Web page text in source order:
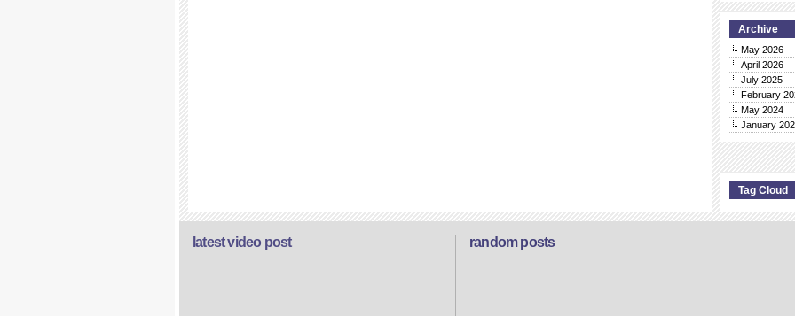
Archive
May 2026
April 2026
July 2025
February
May 2024
January
Tag Cloud
random posts
latest video post